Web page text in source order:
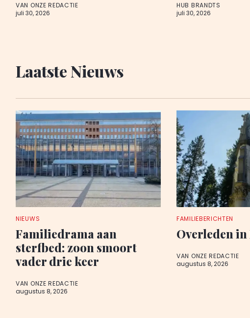
VAN ONZE REDACTIE
juli 30, 2026
HUB BRANDTS
juli 30, 2026
Laatste Nieuws
NIEUWS
Familiedrama aan
sterfbed: zoon smoort
vader drie keer
VAN ONZE REDACTIE
augustus 8, 2026
FAMILIEBERICHTEN
Overleden
VAN ONZE REDACTIE
augustus 8, 2026